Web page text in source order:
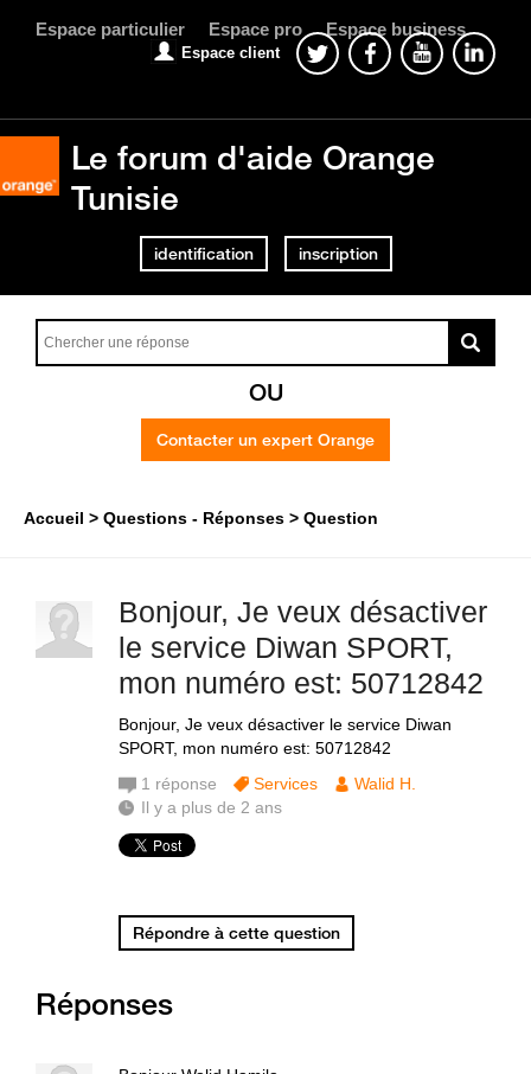
Espace particulier Espace pro Espace business
Espace client
Le forum d'aide Orange
Tunisie
identification inscription
OU
Contacter un expert Orange
Accueil Questions - Réponses Question
Bonjour, Je veux désactiver
le service Diwan SPORT,
mon numéro est: 50712842
Bonjour, Je veux désactiver le service Diwan
SPORT, mon numéro est: 50712842
1 réponse Services
Walid H.
Il y a plus de 2 ans
Répondre à cette question
Réponses